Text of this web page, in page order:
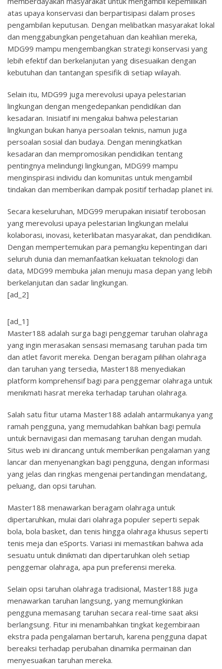
atas upaya konservasi dan berpartisipasi dalam proses
pengambilan keputusan. Dengan melibatkan masyarakat lokal
dan menggabungkan pengetahuan dan keahlian mereka,
MDG99 mampu mengembangkan strategi konservasi yang
lebih efektif dan berkelanjutan yang disesuaikan dengan
kebutuhan dan tantangan spesifik di setiap wilayah.
Selain itu, MDG99 juga merevolusi upaya pelestarian
lingkungan dengan mengedepankan pendidikan dan
kesadaran. Inisiatif ini mengakui bahwa pelestarian
lingkungan bukan hanya persoalan teknis, namun juga
persoalan sosial dan budaya. Dengan meningkatkan
kesadaran dan mempromosikan pendidikan tentang
pentingnya melindungi lingkungan, MDG99 mampu
menginspirasi individu dan komunitas untuk mengambil
tindakan dan memberikan dampak positif terhadap planet ini.
Secara keseluruhan, MDG99 merupakan inisiatif terobosan
yang merevolusi upaya pelestarian lingkungan melalui
kolaborasi, inovasi, keterlibatan masyarakat, dan pendidikan.
Dengan mempertemukan para pemangku kepentingan dari
seluruh dunia dan memanfaatkan kekuatan teknologi dan
data, MDG99 membuka jalan menuju masa depan yang lebih
berkelanjutan dan sadar lingkungan.
[ad_2]
[ad_1]
Master188 adalah surga bagi penggemar taruhan olahraga
yang ingin merasakan sensasi memasang taruhan pada tim
dan atlet favorit mereka. Dengan beragam pilihan olahraga
dan taruhan yang tersedia, Master188 menyediakan
platform komprehensif bagi para penggemar olahraga untuk
menikmati hasrat mereka terhadap taruhan olahraga.
Salah satu fitur utama Master188 adalah antarmukanya yang
ramah pengguna, yang memudahkan bahkan bagi pemula
untuk bernavigasi dan memasang taruhan dengan mudah.
Situs web ini dirancang untuk memberikan pengalaman yang
lancar dan menyenangkan bagi pengguna, dengan informasi
yang jelas dan ringkas mengenai pertandingan mendatang,
peluang, dan opsi taruhan.
Master188 menawarkan beragam olahraga untuk
dipertaruhkan, mulai dari olahraga populer seperti sepak
bola, bola basket, dan tenis hingga olahraga khusus seperti
tenis meja dan eSports. Variasi ini memastikan bahwa ada
sesuatu untuk dinikmati dan dipertaruhkan oleh setiap
penggemar olahraga, apa pun preferensi mereka.
Selain opsi taruhan olahraga tradisional, Master188 juga
menawarkan taruhan langsung, yang memungkinkan
pengguna memasang taruhan secara real-time saat aksi
berlangsung. Fitur ini menambahkan tingkat kegembiraan
ekstra pada pengalaman bertaruh, karena pengguna dapat
bereaksi terhadap perubahan dinamika permainan dan
menyesuaikan taruhan mereka.